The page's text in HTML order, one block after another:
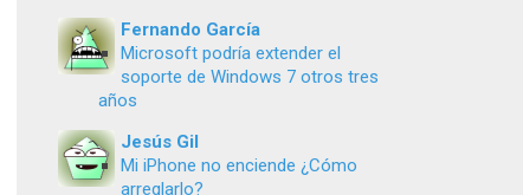
Fernando García
Microsoft podría extender el
soporte de Windows 7 otros tres
años
Jesús Gil
Mi iPhone no enciende ¿Cómo
arreglarlo?